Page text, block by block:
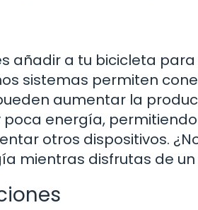
añadir a tu bicicleta
sistemas permiten
aumentar la
poca energía,
otros dispositivos.
mientras disfrutas de